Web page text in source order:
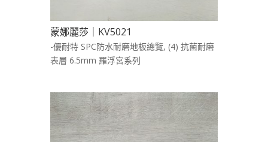
蒙娜麗莎｜KV5021
-優耐特 SPC防水耐磨地板總覽, (4) 抗菌耐磨
表層 6.5mm 羅浮宮系列